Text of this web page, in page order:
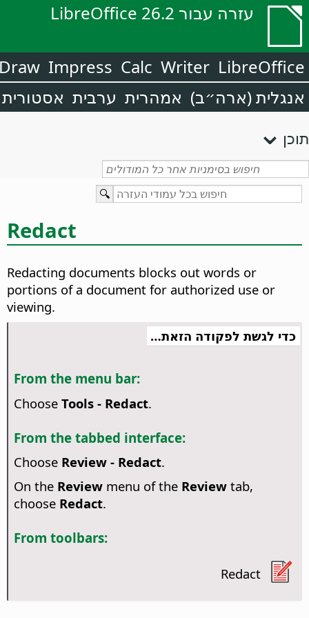
עזרה עבור LibreOffice 26.2
LibreOffice
Writer
Calc
Impress
אנגלית (ארה״ב) אמהרית ערבית אסטורית
תוכן
Redact
Redacting documents blocks out words or
portions of a document for authorized use or
viewing.
כדי לגשת לפקודה הזאת…
From the menu bar:
Choose Tools - Redact.
From the tabbed interface:
Choose Review - Redact.
On the Reviewmenu of the Reviewtab,
choose Redact.
From toolbars:
Redact